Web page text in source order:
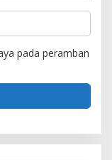
pada peramban